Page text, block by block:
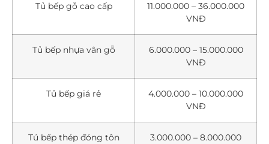
Tủ bếp gỗ cao cấp
11.000.000 – 36.000.000
VNĐ
Tủ bếp nhựa vân gỗ
6.000.000 – 15.000.000
VNĐ
Tủ bếp giá rẻ
4.000.000 – 10.000.000
VNĐ
Tủ bếp thép đóng tôn
3.000.000 – 8.000.000